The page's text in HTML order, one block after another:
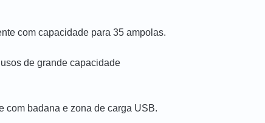
com capacidade para 35 ampolas.
de grande capacidade
com badana e zona de carga USB.